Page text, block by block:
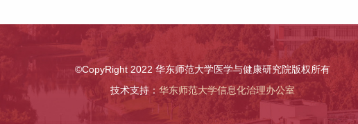
©CopyRight 2022 华东师范大学医学与健康研究院版权所有
技术支持： 华东师范大学信息化治理办公室